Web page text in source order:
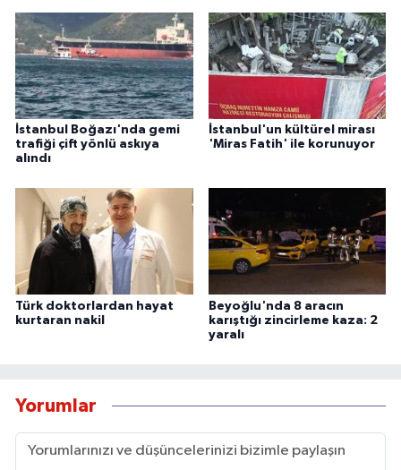
İstanbul Boğazı'nda gemi
trafiği çift yönlü askıya
alındı
İstanbul'un kültürel mirası
'Miras Fatih' ile korunuyor
Türk doktorlardan hayat
kurtaran nakil
Beyoğlu'nda 8 aracın
karıştığı zincirleme kaza: 2
yaralı
Yorumlar